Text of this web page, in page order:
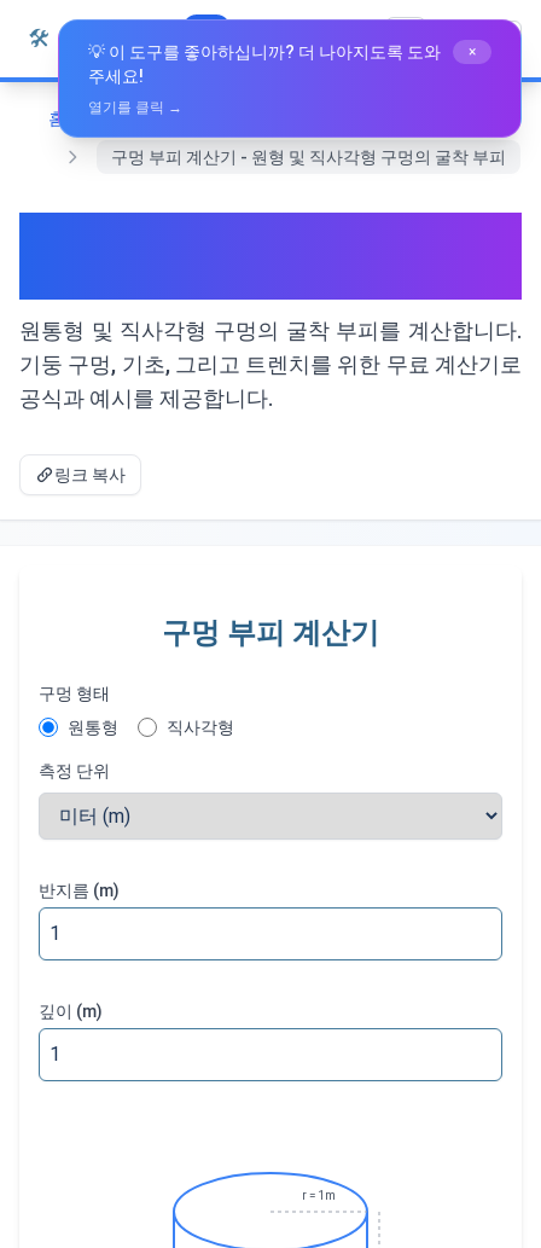
본문으로 건너뛰기
🛠️ Whiz Tools 한국어
홈
수학 및 기하학
구멍 부피 계산기 - 원형 및 직사각형 구멍의 굴착 부피
원통형 및 직사각형 구멍의 굴착 부피를 계산합니다.
기둥 구멍, 기초, 그리고 트렌치를 위한 무료 계산기로
공식과 예시를 제공합니다.
링크 복사
구멍 부피 계산기
구멍 형태
원통형
직사각형
측정 단위
반지름 (m)
깊이 (m)
r = 1m
💡 이 도구를 좋아하십니까? 더 나아지도록 도와
주세요!
×
열기를 클릭 →